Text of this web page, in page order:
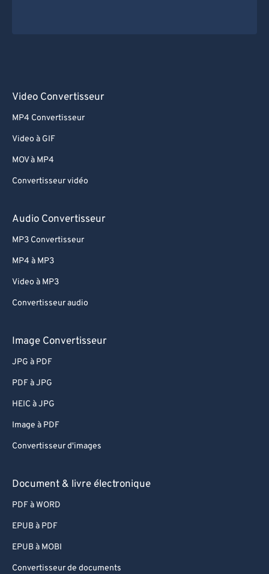
Video Convertisseur
MP4 Convertisseur
Video à GIF
MOV à MP4
Convertisseur vidéo
Audio Convertisseur
MP3 Convertisseur
MP4 à MP3
Video à MP3
Convertisseur audio
Image Convertisseur
JPG à PDF
PDF à JPG
HEIC à JPG
Image à PDF
Convertisseur d'images
Document & livre électronique
PDF à WORD
EPUB à PDF
EPUB à MOBI
Convertisseur de documents